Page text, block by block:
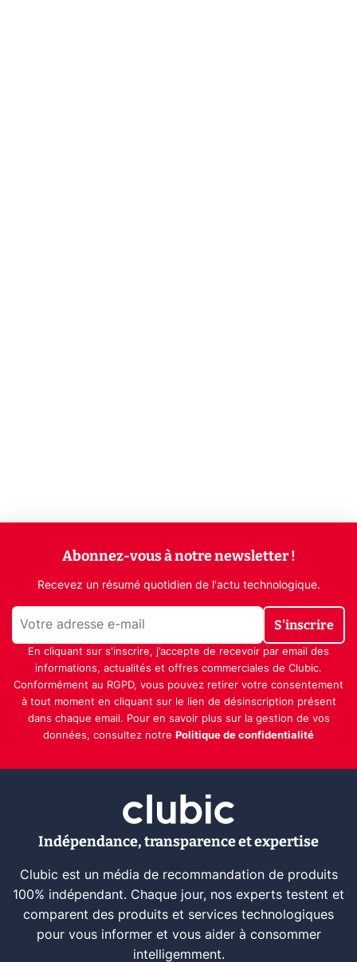
Abonnez-vous à notre newsletter !
Recevez un résumé quotidien de l'actu technologique.
S'inscrire
En cliquant sur s'inscrire, j’accepte de recevoir par email des
informations, actualités et offres commerciales de Clubic.
Conformément au RGPD, vous pouvez retirer votre consentement
à tout moment en cliquant sur le lien de désinscription présent
dans chaque email. Pour en savoir plus sur la gestion de vos
données, consultez notre Politique de confidentialité
Indépendance, transparence et expertise
Clubic est un média de recommandation de produits
100% indépendant. Chaque jour, nos experts testent et
comparent des produits et services technologiques
pour vous informer et vous aider à consommer
intelligemment.